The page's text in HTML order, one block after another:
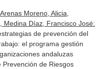
Moreno, Alicia,
Medina Díaz, Francisco José:
de prevención del
el programa gestión
andaluzas
Prevención de Riesgos